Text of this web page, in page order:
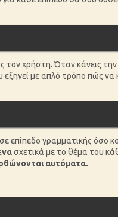
τον χρήστη. Όταν κάνεις
εξηγεί με απλό τρόπο πώς να
επίπεδο γραμματικής όσο
σχετικά με το θέμα του
αυτόματα.